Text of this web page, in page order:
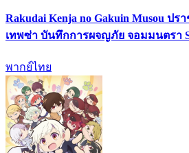
Rakudai Kenja no Gakuin Musou ป
เทพซ่า บันทึกการผจญภัย จอมมนตรา
พากย์ไทย